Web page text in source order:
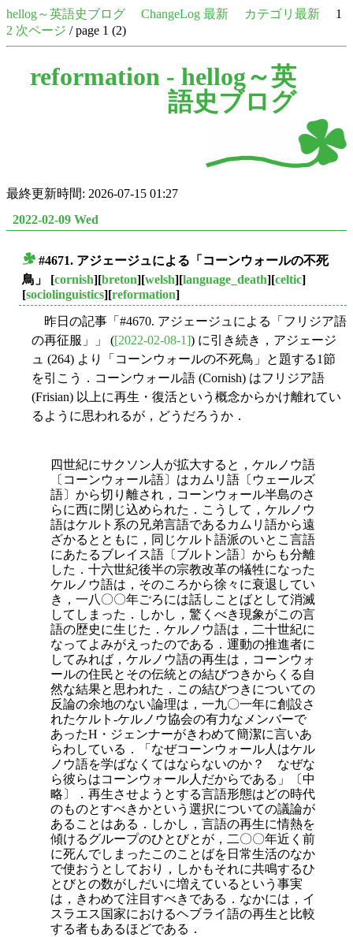
hellog～英語史ブログ ChangeLog 最新 カテゴリ最新 1
2 次ページ / page 1 (2)
reformation - hellog～英
語史ブログ
最終更新時間: 2026-07-15 01:27
2022-02-09 Wed
#4671. アジェージュによる「コーンウォールの不死
鳥」
[cornish][breton][welsh][language_death][celtic]
[sociolinguistics][reformation]
昨日の記事「#4670. アジェージュによる「フリジア語
の再征服」」 ([2022-02-08-1]) に引き続き，アジェージ
ュ (264) より「コーンウォールの不死鳥」と題する1節
を引こう．コーンウォール語 (Cornish) はフリジア語
(Frisian) 以上に再生・復活という概念からかけ離れてい
るように思われるが，どうだろうか．
四世紀にサクソン人が拡大すると，ケルノウ語
〔コーンウォール語〕はカムリ語〔ウェールズ
語〕から切り離され，コーンウォール半島のさ
らに西に閉じ込められた．こうして，ケルノウ
語はケルト系の兄弟言語であるカムリ語から遠
ざかるとともに，同じケルト語派のいとこ言語
にあたるブレイス語〔ブルトン語〕からも分離
した．十六世紀後半の宗教改革の犠牲になった
ケルノウ語は，そのころから徐々に衰退してい
き，一八〇〇年ごろには話しことばとして消滅
してしまった．しかし，驚くべき現象がこの言
語の歴史に生じた．ケルノウ語は，二十世紀に
なってよみがえったのである．運動の推進者に
してみれば，ケルノウ語の再生は，コーンウォ
ールの住民とその伝統との結びつきからくる自
然な結果と思われた．この結びつきについての
反論の余地のない論理は，一九〇一年に創設さ
れたケルト-ケルノウ協会の有力なメンバーで
あったH・ジェンナーがきわめて簡潔に言いあ
らわしている．「なぜコーンウォール人はケル
ノウ語を学ばなくてはならないのか？ なぜな
ら彼らはコーンウォール人だからである」〔中
略〕．再生させようとする言語形態はどの時代
のものとすべきかという選択についての議論が
あることはある．しかし，言語の再生に情熱を
傾けるグループのひとびとが，二〇〇年近く前
に死んでしまったこのことばを日常生活のなか
で使おうとしており，しかもそれに共鳴するひ
とびとの数がしだいに増えているという事実
は，きわめて注目すべきである．なかには，イ
スラエス国家におけるヘブライ語の再生と比較
する者もあるほどである．